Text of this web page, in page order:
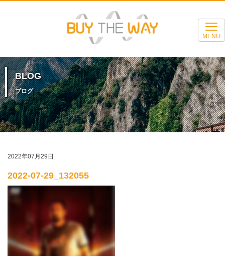
MENU
BLOG
ブログ
2022年07月29日
2022-07-29_132055